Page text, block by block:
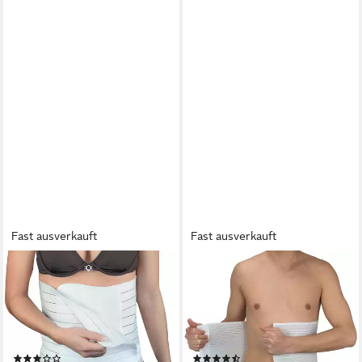
Fast ausverkauft
HYDAS
Stützbandage Postoperative
Bandage, dauerelastisch mit
Klettverschluss, in 5 Längen,
zur Versorgung nach
Fast ausverkauft
Bauch- und Rückenstützgürtel
für eine perfekte Silhouette,
figurformend und
stabilisierend, mit Stützeffekt,
(2)